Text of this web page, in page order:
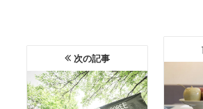
次の記事